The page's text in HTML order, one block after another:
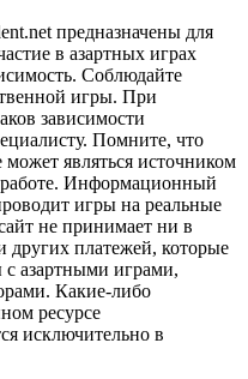
предназначены для
в азартных играх
Соблюдайте
игры. При
зависимости
Помните, что
может являться источником
работе. Информационный
игры на реальные
не принимает ни в
других платежей, которые
с азартными играми,
Какие-либо
ресурсе
исключительно в